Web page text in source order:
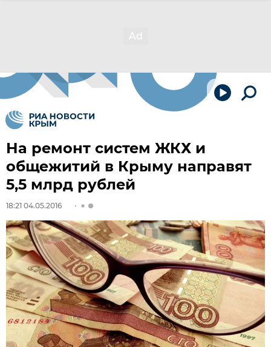
На ремонт систем ЖКХ и
общежитий в Крыму направят
5,5 млрд рублей
18:21 04.05.2016